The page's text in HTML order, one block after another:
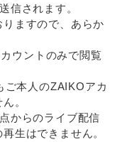
信されます。
ますので、あらか
ウントのみで閲覧
ご本人のZAIKOアカ
。
からのライブ配信
生はできません。